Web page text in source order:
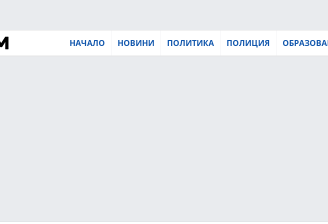
НАЧАЛО НОВИНИ ПОЛИТИКА ПОЛИЦИЯ